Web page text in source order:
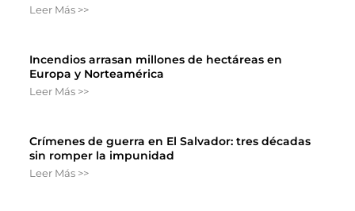
Leer Más >>
Incendios arrasan millones de hectáreas en
Europa y Norteamérica
Leer Más >>
Crímenes de guerra en El Salvador: tres décadas
sin romper la impunidad
Leer Más >>